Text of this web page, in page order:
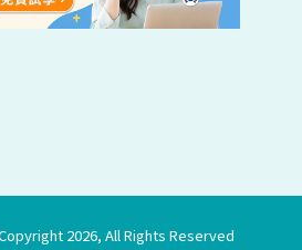
2026, All Rights Reserved